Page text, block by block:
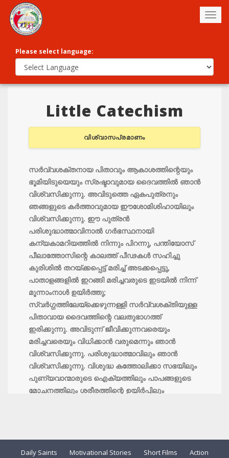
Please select language:
Little Catechism
വിശ്വാസപ്രമാണം
സര്‍വ്വശക്തനായ പിതാവും ആകാശത്തിന്റെയും
ഭൂമിയിടുയെയും സ്രഷ്ടാവുമായ ദൈവത്തില്‍ ഞാന്‍
വിശ്വസിക്കുന്നു. അവിടുത്തെ ഏകപുത്രനും
ഞങ്ങളുടെ കര്‍ത്താവുമായ ഈശോമിശിഹായിലും
വിശ്വസിക്കുന്നു. ഈ പുത്രന്‍
പരിശുദ്ധാത്മാവിനാല്‍ ഗര്‍ഭസ്ഥനായി
കന്യകാമറിയത്തില്‍ നിന്നും പിറന്നു, പന്തിയോസ്
പീലാത്തോസിന്റെ കാലത്ത് പീഢകള്‍ സഹിച്ചു
കുരിശില്‍ തറയ്ക്കപ്പെട്ട് മരിച്ച് അടക്കപ്പെട്ടു,
പാതാളങ്ങളില്‍ ഇറങ്ങി മരിച്ചവരുടെ ഇടയില്‍ നിന്ന്
മൂന്നാംനാള്‍ ഉയിര്‍ത്തു;
സ്വര്‍ഗ്ഗത്തിലേയ്ക്കെഴുന്നള്ളി സര്‍വ്വശക്തിയുള്ള
പിതാവായ ദൈവത്തിന്റെ വലതുഭാഗത്ത്
ഇരിക്കുന്നു. അവിടുന്ന് ജീവിക്കുന്നവരെയും
മരിച്ചവരെയും വിധിക്കാന്‍ വരുമെന്നും ഞാന്‍
വിശ്വസിക്കുന്നു. പരിശുദ്ധാത്മാവിലും ഞാന്‍
വിശ്വസിക്കുന്നു. വിശുദ്ധ കത്തോലിക്കാ സഭയിലും
പുണ്യവാന്മാരുടെ ഐക്യത്തിലും പാപങ്ങളുടെ
മോചനത്തിലും ശരീരത്തിന്റെ ഉയിര്‍പ്പിലും
Daily Saints Motivational Stories Short Films Action